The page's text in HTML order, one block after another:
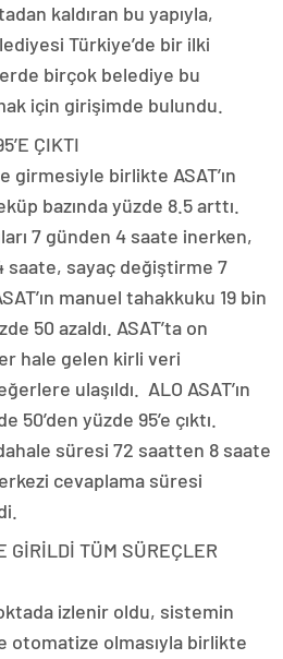
kaldıran bu yapıyla,
Türkiye’de bir ilki
birçok belediye bu
için girişimde bulundu.
ÇIKTI
birlikte ASAT’ın
bazında yüzde 8.5 arttı.
7 günden 4 saate inerken,
saate, sayaç değiştirme 7
manuel tahakkuku 19 bin
50 azaldı. ASAT’ta on
hale gelen kirli veri
ulaşıldı. ALO ASAT’ın
yüzde 95’e çıktı.
süresi 72 saatten 8 saate
cevaplama süresi
GİRİLDİ TÜM SÜREÇLER
izlenir oldu, sistemin
otomatize olmasıyla birlikte